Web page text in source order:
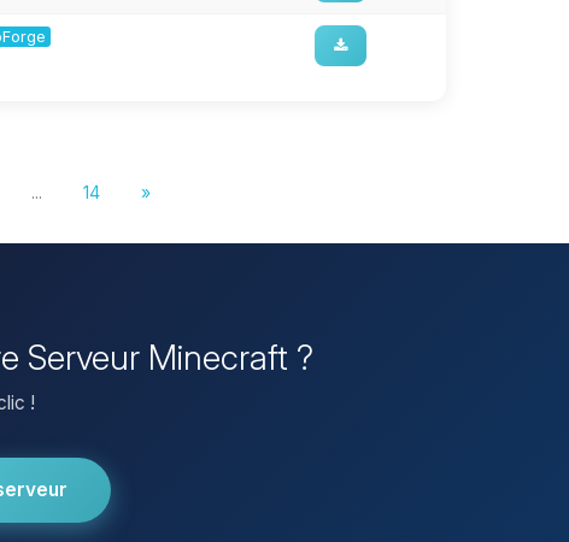
... 14 »
Serveur Minecraft ?
!